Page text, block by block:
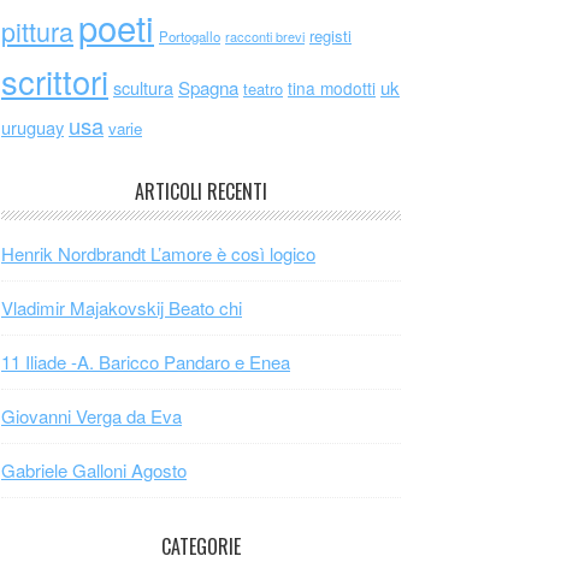
pitturapoeti Portogallo racconti brevi registi
scrittori scultura Spagna teatro tina modotti uk
uruguay usa varie
ARTICOLI RECENTI
Henrik Nordbrandt L’amore è così logico
Vladimir Majakovskij Beato chi
11 Iliade -A. Baricco Pandaro e Enea
Giovanni Verga da Eva
Gabriele Galloni Agosto
CATEGORIE